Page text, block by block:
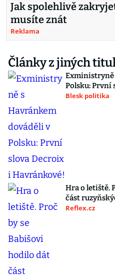
Jak spolehlivě
musíte znát
Reklama
Články z jiných
Exministryně
Polsku: První
Blesk politika
Hra o letiště.
část
Reflex.cz